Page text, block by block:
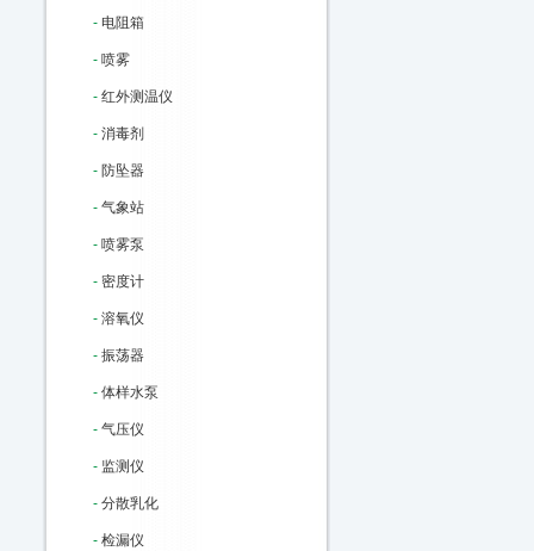
- 电阻箱
- 喷雾
- 红外测温仪
- 消毒剂
- 防坠器
- 气象站
- 喷雾泵
- 密度计
- 溶氧仪
- 振荡器
- 体样水泵
- 气压仪
- 监测仪
- 分散乳化
- 检漏仪